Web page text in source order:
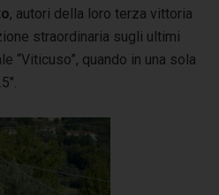
, autori della loro terza vittoria
straordinaria sugli ultimi
“Viticuso”, quando in una sola